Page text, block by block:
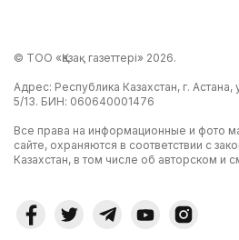
© ТОО «Қазақ газеттері» 2026.
Адрес: Республика Казахстан, г. Астана,
5/13. БИН: 060640001476
Все права на информационные и фото
сайте, охраняются в соответствии с
Казахстан, в том числе об авторском и